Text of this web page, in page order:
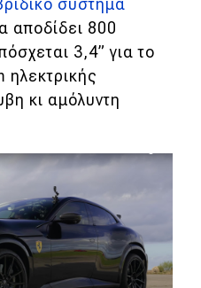
σύστημα
αποδίδει 800
3,4” για το
ηλεκτρικής
κι αμόλυντη